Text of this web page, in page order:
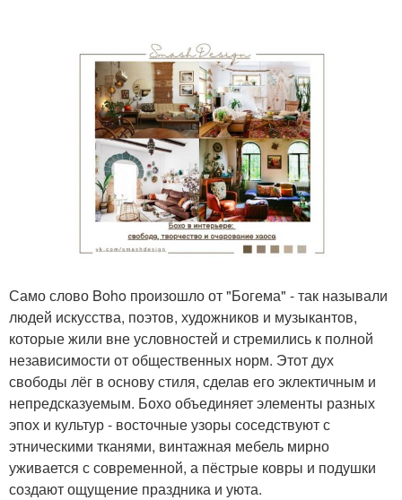
Само слово Boho произошло от "Богема" - так называли
людей искусства, поэтов, художников и музыкантов,
которые жили вне условностей и стремились к полной
независимости от общественных норм. Этот дух
свободы лёг в основу стиля, сделав его эклектичным и
непредсказуемым. Бохо объединяет элементы разных
эпох и культур - восточные узоры соседствуют с
этническими тканями, винтажная мебель мирно
уживается с современной, а пёстрые ковры и подушки
создают ощущение праздника и уюта.